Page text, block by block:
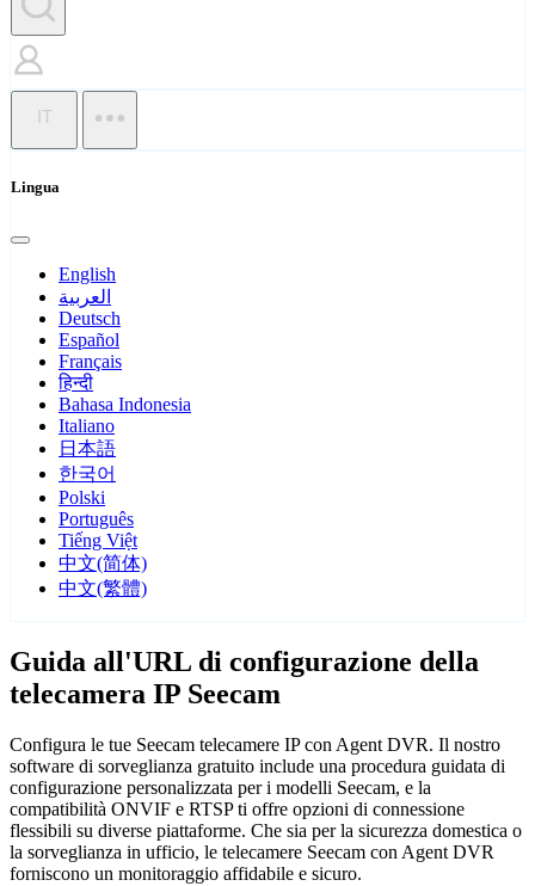
IT
Lingua
English
العربية
Deutsch
Español
Français
हिन्दी
Bahasa Indonesia
Italiano
日本語
한국어
Polski
Português
Tiếng Việt
中文(简体)
中文(繁體)
Guida all'URL di configurazione della
telecamera IP Seecam
Configura le tue Seecam telecamere IP con Agent DVR. Il nostro
software di sorveglianza gratuito include una procedura guidata di
configurazione personalizzata per i modelli Seecam, e la
compatibilità ONVIF e RTSP ti offre opzioni di connessione
flessibili su diverse piattaforme. Che sia per la sicurezza domestica o
la sorveglianza in ufficio, le telecamere Seecam con Agent DVR
forniscono un monitoraggio affidabile e sicuro.